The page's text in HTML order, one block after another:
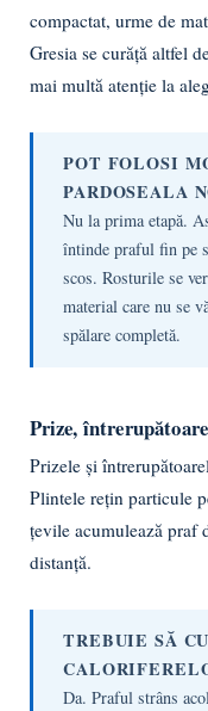
compactat, urme de
Gresia se curăță altfel
mai multă atenție la
POT FOLOSI
PARDOSEALA
Nu la prima etapă.
întinde praful fin pe
scos. Rosturile se
material care nu se
spălare completă.
Prize,
Prizele și
Plintele rețin particule
țevile acumulează praf
distanță.
TREBUIE SĂ
Da. Praful strâns